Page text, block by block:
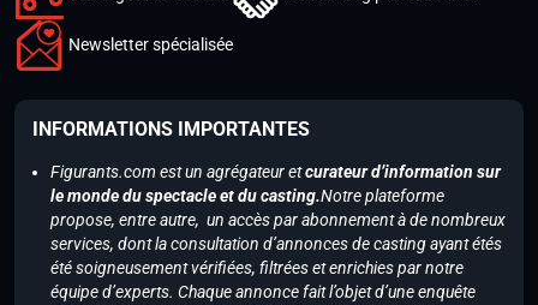
Newsletter spécialisée
INFORMATIONS IMPORTANTES
Figurants.com est un agrégateur etcurateur d’information sur
le monde du spectacle et du casting.Notre plateforme
propose, entre autre, un accès par abonnement à de nombreux
services, dont la consultation d’annonces de casting ayant étés
été soigneusement vérifiées, filtrées et enrichies par notre
équipe d’experts. Chaque annonce fait l’objet d’une enquête